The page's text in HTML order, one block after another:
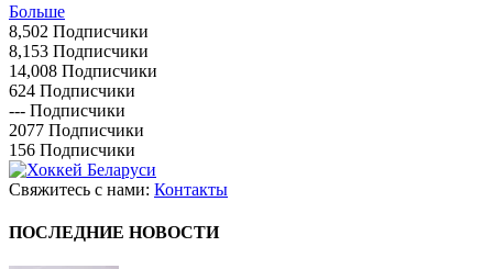
Больше
8,502 Подписчики
8,153 Подписчики
14,008 Подписчики
624 Подписчики
--- Подписчики
2077 Подписчики
156 Подписчики
Свяжитесь с нами: Контакты
ПОСЛЕДНИЕ НОВОСТИ